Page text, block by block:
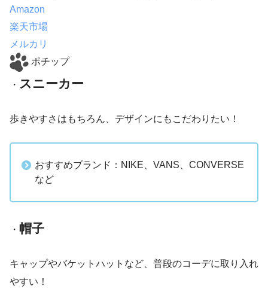
Amazon
楽天市場
メルカリ
ポチップ
・ スニーカー
歩きやすさはもちろん、デザインにもこだわりたい！
おすすめブランド：NIKE、VANS、CONVERSE
など
・ 帽子
キャップやバケットハットなど、普段のコーデに取り入れ
やすい！